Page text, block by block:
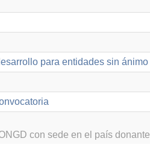
para entidades sin
con sede en el país